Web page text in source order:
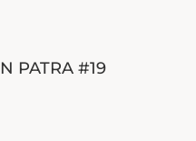
PATRA #19